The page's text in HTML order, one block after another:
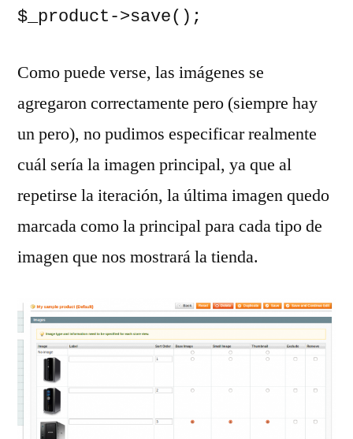
$_product->save();
Como puede verse, las imágenes se
agregaron correctamente pero (siempre hay
un pero), no pudimos especificar realmente
cuál sería la imagen principal, ya que al
repetirse la iteración, la última imagen quedo
marcada como la principal para cada tipo de
imagen que nos mostrará la tienda.